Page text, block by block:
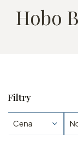
Hobo
Filtry
Cena